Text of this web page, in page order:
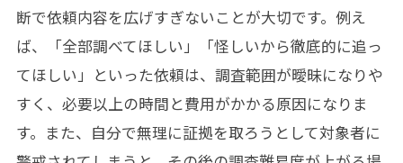
断で依頼内容を広げすぎないことが大切です。例え
ば、「全部調べてほしい」「怪しいから徹底的に追っ
てほしい」といった依頼は、調査範囲が曖昧になりや
すく、必要以上の時間と費用がかかる原因になりま
す。また、自分で無理に証拠を取ろうとして対象者に